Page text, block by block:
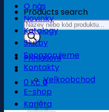
Products search
Přihlášení
0 Kč 0
Košík
O nás
Novinky
Katalogy
Služby
Sponzorujeme
Kontakty
Velkoobchod
E-shop
Kariéra